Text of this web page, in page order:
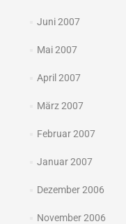
Juni 2007
Mai 2007
April 2007
März 2007
Februar 2007
Januar 2007
Dezember 2006
November 2006